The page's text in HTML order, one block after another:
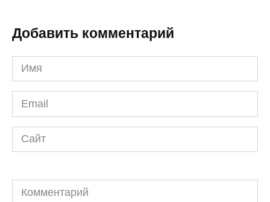
Добавить комментарий
Имя
*
Email
*
Сайт
Комментарий